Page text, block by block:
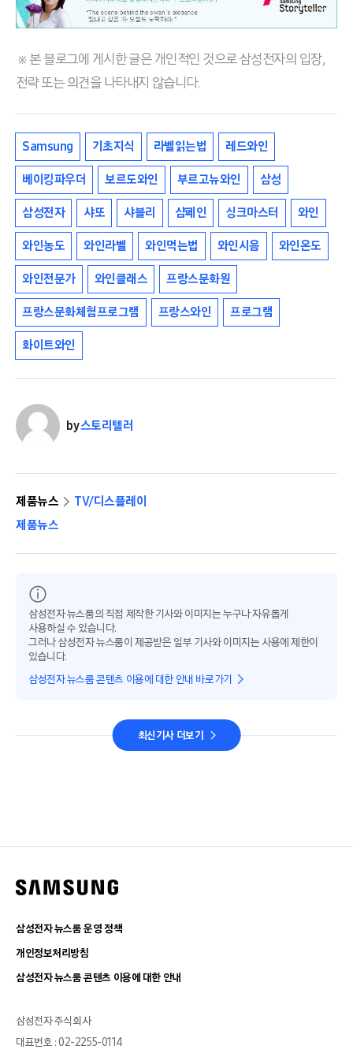
※ 본 블로그에 게시한 글은 개인적인 것으로 삼성전자의 입장,
전략 또는 의견을 나타내지 않습니다.
Samsung 기초지식 라벨읽는법 레드와인
베이킹파우더 보르도와인 부르고뉴와인 삼성
삼성전자 샤또 샤블리 샴페인 싱크마스터 와인
와인농도 와인라벨 와인먹는법 와인시음 와인온도
와인전문가 와인클래스 프랑스문화원
프랑스문화체험프로그램 프랑스와인 프로그램
화이트와인
by스토리텔러
제품뉴스
TV/디스플레이
제품뉴스
삼성전자 뉴스룸의 직접 제작한 기사와 이미지는 누구나 자유롭게
사용하실 수 있습니다.
그러나 삼성전자 뉴스룸이 제공받은 일부 기사와 이미지는 사용에 제한이
있습니다.
삼성전자 뉴스룸 콘텐츠 이용에 대한 안내 바로가기
최신기사 더보기
삼성전자 뉴스룸 운영 정책
개인정보처리방침
삼성전자 뉴스룸 콘텐츠 이용에 대한 안내
삼성전자 주식회사
대표번호 : 02-2255-0114